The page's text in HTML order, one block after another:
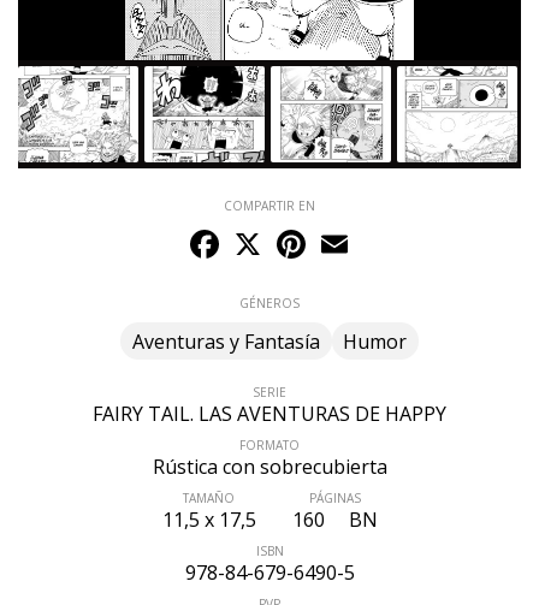
COMPARTIR EN
Facebook
X Pinterest
GÉNEROS
Aventuras y Fantasía Humor
SERIE
FAIRY TAIL. LAS AVENTURAS DE HAPPY
FORMATO
Rústica con sobrecubierta
TAMAÑO
11,5 x 17,5
PÁGINAS
160 BN
ISBN
978-84-679-6490-5